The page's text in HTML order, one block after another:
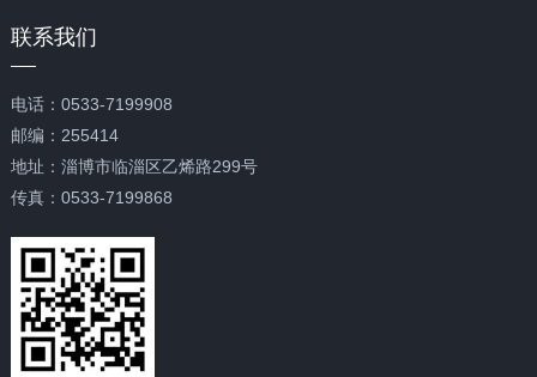
联系我们
电话：0533-7199908
邮编：255414
地址：淄博市临淄区乙烯路299号
传真：0533-7199868